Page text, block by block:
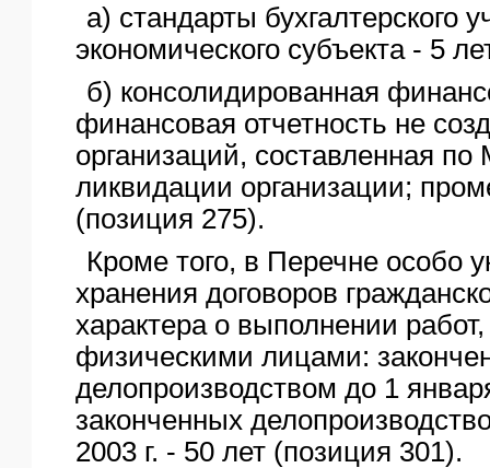
а) стандарты бухгалтерского
экономического субъекта - 5
б) консолидированная
финансовая отчетность не
организаций, составленная
ликвидации организации;
(позиция 275).
Кроме того, в Перечне особо
хранения договоров
характера о выполнении работ,
физическими лицами:
делопроизводством до 1
законченных
2003 г. - 50 лет (позиция 301).